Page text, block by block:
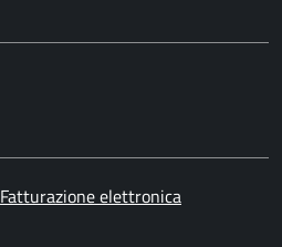
Fatturazione elettronica